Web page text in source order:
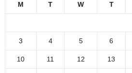
M T W T
3 4 5 6
10 11 12 13